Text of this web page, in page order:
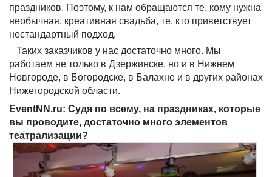
праздников. Поэтому, к нам обращаются те, кому нужна
необычная, креативная свадьба, те, кто приветствует
нестандартный подход.
Таких заказчиков у нас достаточно много. Мы
работаем не только в Дзержинске, но и в Нижнем
Новгороде, в Богородске, в Балахне и в других районах
Нижегородской области.
EventNN.ru: Судя по всему, на праздниках, которые
вы проводите, достаточно много элементов
театрализации?